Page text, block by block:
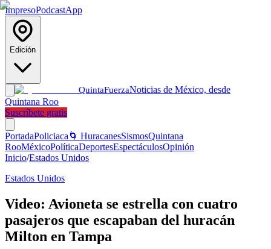
ImpresoPodcastApp
Edición
QuintaFuerzaNoticias de México, desde
Quintana Roo
Suscríbete gratis
PortadaPoliciaca 🌀 HuracanesSismosQuintana
RooMéxicoPolíticaDeportesEspectáculosOpinión
Inicio/Estados Unidos
Estados Unidos
Video: Avioneta se estrella con cuatro
pasajeros que escapaban del huracán
Milton en Tampa